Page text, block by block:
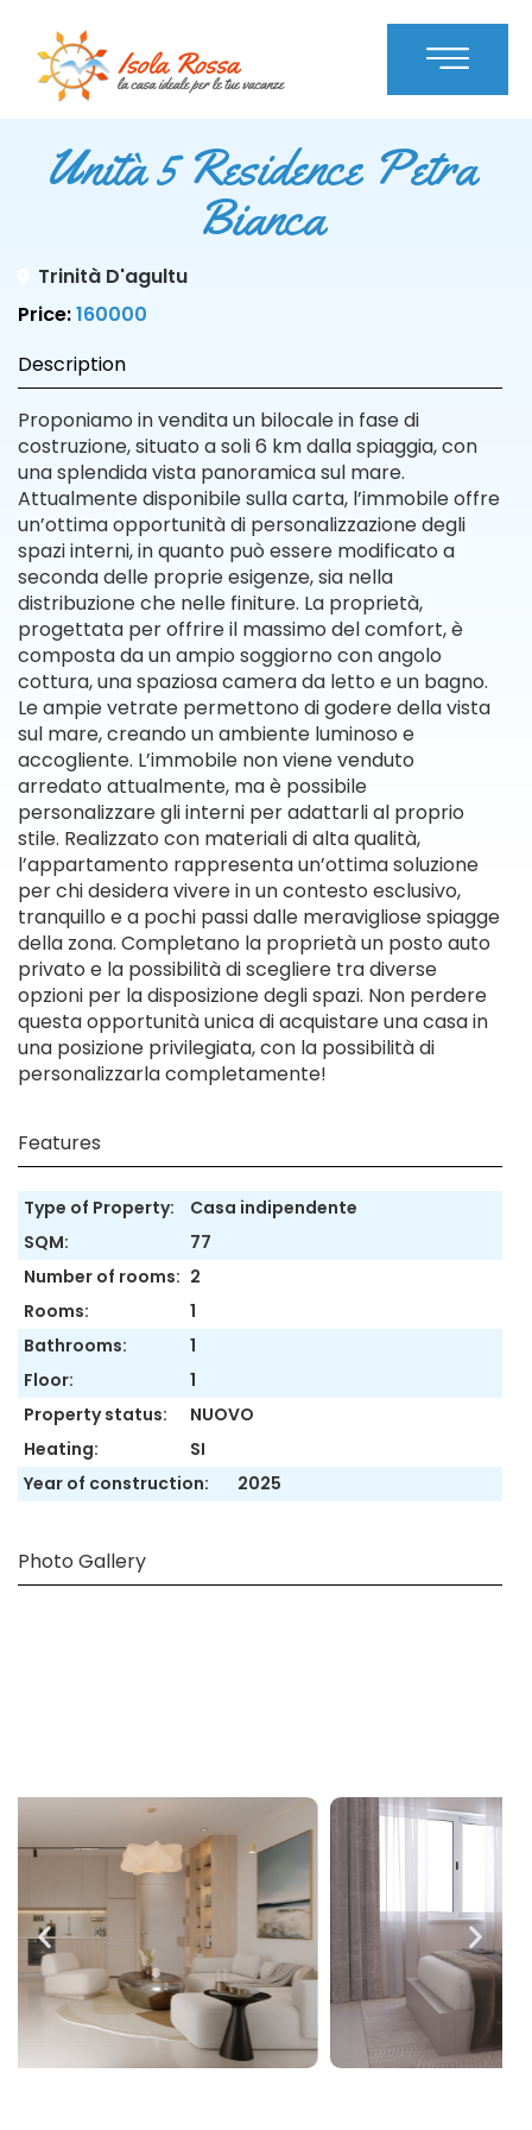
Unità 5 Residence Petra
Bianca
Trinità D'agultu
Price:160000
Description
Proponiamo in vendita un bilocale in fase di
costruzione, situato a soli 6 km dalla spiaggia, con
una splendida vista panoramica sul mare.
Attualmente disponibile sulla carta, l’immobile offre
un’ottima opportunità di personalizzazione degli
spazi interni, in quanto può essere modificato a
seconda delle proprie esigenze, sia nella
distribuzione che nelle finiture. La proprietà,
progettata per offrire il massimo del comfort, è
composta da un ampio soggiorno con angolo
cottura, una spaziosa camera da letto e un bagno.
Le ampie vetrate permettono di godere della vista
sul mare, creando un ambiente luminoso e
accogliente. L’immobile non viene venduto
arredato attualmente, ma è possibile
personalizzare gli interni per adattarli al proprio
stile. Realizzato con materiali di alta qualità,
l’appartamento rappresenta un’ottima soluzione
per chi desidera vivere in un contesto esclusivo,
tranquillo e a pochi passi dalle meravigliose spiagge
della zona. Completano la proprietà un posto auto
privato e la possibilità di scegliere tra diverse
opzioni per la disposizione degli spazi. Non perdere
questa opportunità unica di acquistare una casa in
una posizione privilegiata, con la possibilità di
personalizzarla completamente!
Features
Type of Property:
Casa indipendente
SQM:
77
Number of rooms: 2
Rooms:
1
Bathrooms:
1
Floor:
1
Property status:
NUOVO
Heating:
SI
Year of construction:
2025
Photo Gallery